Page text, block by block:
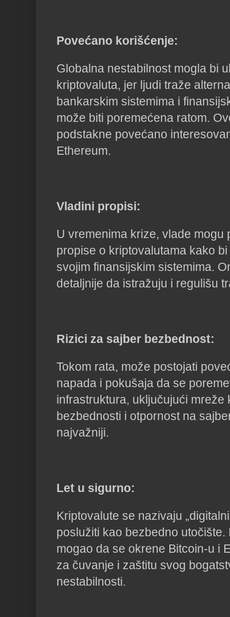
Povećano korišćenje:
Globalna nestabilnost mogla bi
kriptovaluta, jer ljudi traže
bankarskim sistemima i
može biti poremećena ratom.
podstakne povećano
Ethereum.
Vladini propisi:
U vremenima krize, vlade mogu
propise o kriptovalutama kako
svojim finansijskim sistemima.
detaljnije da istražuju i regulišu
Rizici za sajber bezbednost:
Tokom rata, može postojati
napada i pokušaja da se
infrastruktura, uključujući mreže
bezbednosti i otpornost na
najvažniji.
Let u sigurno:
Kriptovalute se nazivaju
poslužiti kao bezbedno utočište.
mogao da se okrene Bitcoin-u i
za čuvanje i zaštitu svog
nestabilnosti.